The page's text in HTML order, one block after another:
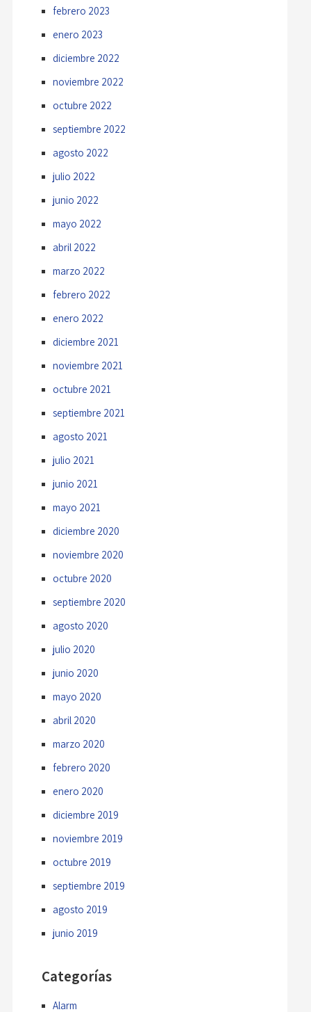
febrero 2023
enero 2023
diciembre 2022
noviembre 2022
octubre 2022
septiembre 2022
agosto 2022
julio 2022
junio 2022
mayo 2022
abril 2022
marzo 2022
febrero 2022
enero 2022
diciembre 2021
noviembre 2021
octubre 2021
septiembre 2021
agosto 2021
julio 2021
junio 2021
mayo 2021
diciembre 2020
noviembre 2020
octubre 2020
septiembre 2020
agosto 2020
julio 2020
junio 2020
mayo 2020
abril 2020
marzo 2020
febrero 2020
enero 2020
diciembre 2019
noviembre 2019
octubre 2019
septiembre 2019
agosto 2019
junio 2019
Categorías
Alarm